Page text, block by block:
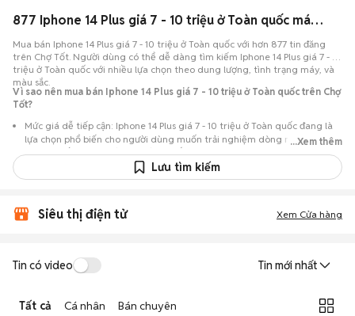
877 Iphone 14 Plus giá 7 - 10 triệu ở Toàn quốc máy đẹp đang bán 08/2026
Mua bán Iphone 14 Plus giá 7 - 10 triệu ở Toàn quốc với hơn 877 tin đăng
trên Chợ Tốt. Người dùng có thể dễ dàng tìm kiếm Iphone 14 Plus giá 7 - 10
triệu ở Toàn quốc với nhiều lựa chọn theo dung lượng, tình trạng máy, và
màu sắc.
Vì sao nên mua bán Iphone 14 Plus giá 7 - 10 triệu ở Toàn quốc trên Chợ
Tốt?
Mức giá dễ tiếp cận: Iphone 14 Plus giá 7 - 10 triệu ở Toàn quốc đang là
lựa chọn phổ biến cho người dùng muốn trải nghiệm dòng máy này với
chi phí thấp hơn so với khi mới ra mắt.
Nhiều lựa chọn trong tầm giá: Nhiều tin đăng Iphone 14 Plus giá 7 - 10
Chủ động kiểm tra máy: Dễ dàng hẹn gặp để kiểm tra ngoại hình và
Mua bán nhanh chóng: Giao dịch trực tiếp, ít thủ tục, chốt nhanh khi hai
bên đồng ý.
...Xem thêm
Lưu tìm kiếm
Siêu thị điện tử Xem Cửa hàng
Tin có video Tin mới nhất
Tất cả Cá nhân Bán chuyên